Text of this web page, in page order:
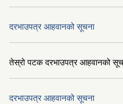
दरभाउपत्र आहवानको सूचना
तेस्रो पटक दरभाउपत्र आहवानको
दरभाउपत्र आहवानको सूचना